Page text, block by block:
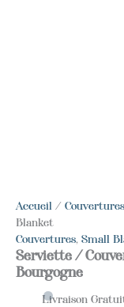
Accueil / Couvertures
Blanket
Couvertures, Small
Serviette /
Bourgogne
Livraison